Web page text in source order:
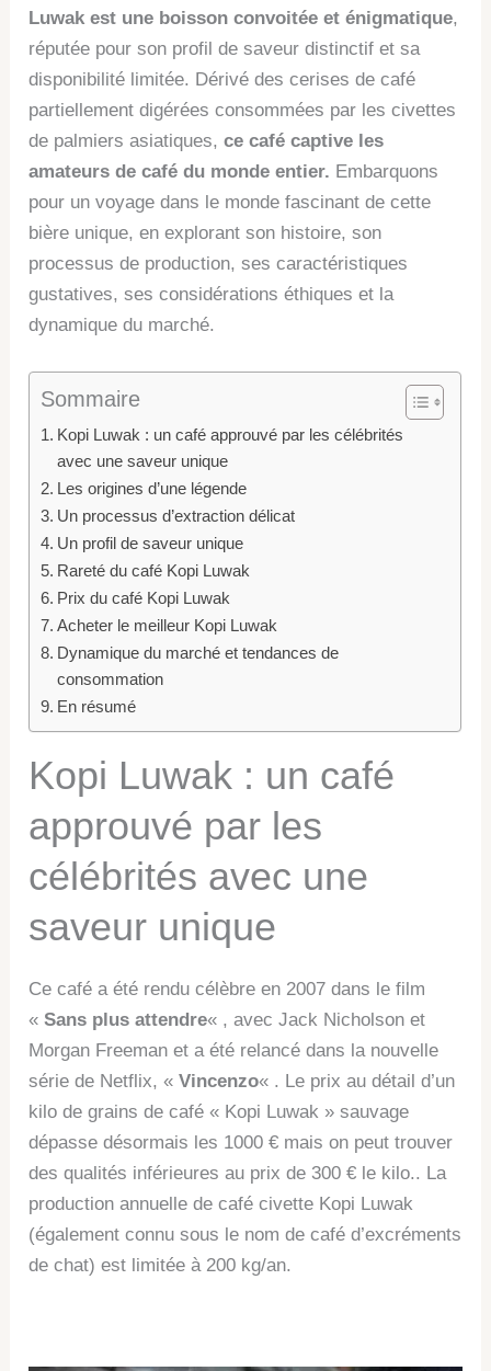
Luwak est une boisson convoitée et énigmatique,
réputée pour son profil de saveur distinctif et sa
disponibilité limitée. Dérivé des cerises de café
partiellement digérées consommées par les civettes
de palmiers asiatiques,ce café captive les
amateurs de café du monde entier. Embarquons
pour un voyage dans le monde fascinant de cette
bière unique, en explorant son histoire, son
processus de production, ses caractéristiques
gustatives, ses considérations éthiques et la
dynamique du marché.
Sommaire
Kopi Luwak : un café approuvé par les célébrités
avec une saveur unique
Les origines d’une légende
Un processus d’extraction délicat
Un profil de saveur unique
Rareté du café Kopi Luwak
Prix du café Kopi Luwak
Acheter le meilleur Kopi Luwak
Dynamique du marché et tendances de
consommation
En résumé
Kopi Luwak : un café
approuvé par les
célébrités avec une
saveur unique
Ce café a été rendu célèbre en 2007 dans le film
«Sans plus attendre« , avec Jack Nicholson et
Morgan Freeman et a été relancé dans la nouvelle
série de Netflix, «Vincenzo« . Le prix au détail d’un
kilo de grains de café « Kopi Luwak » sauvage
dépasse désormais les 1000 € mais on peut trouver
des qualités inférieures au prix de 300 € le kilo.. La
production annuelle de café civette Kopi Luwak
(également connu sous le nom de café d’excréments
de chat) est limitée à 200 kg/an.